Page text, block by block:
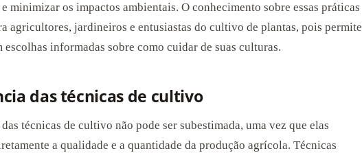
minimizar os impactos ambientais. O conhecimento sobre essas práticas
agricultores, jardineiros e entusiastas do cultivo de plantas, pois permite
escolhas informadas sobre como cuidar de suas culturas.
das técnicas de cultivo
técnicas de cultivo não pode ser subestimada, uma vez que elas
a qualidade e a quantidade da produção agrícola. Técnicas